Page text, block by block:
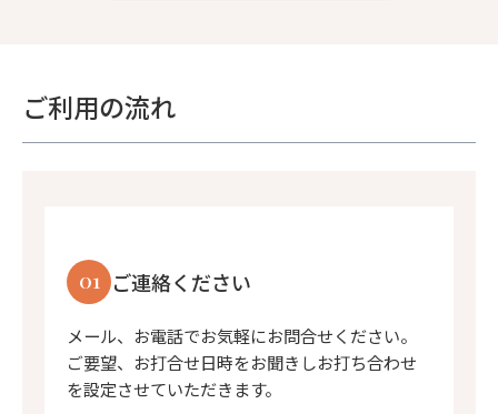
ご利用の流れ
01 ご連絡ください
メール、お電話でお気軽にお問合せください。
ご要望、お打合せ日時をお聞きしお打ち合わせ
を設定させていただきます。